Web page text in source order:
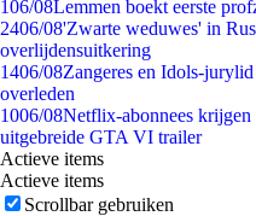
106/08Lemmen boekt eerste
2406/08'Zwarte weduwes' in
overlijdensuitkering
1406/08Zangeres en Idols-
overleden
1006/08Netflix-abonnees krijgen
uitgebreide GTA VI trailer
Actieve items
Actieve items
Scrollbar gebruiken